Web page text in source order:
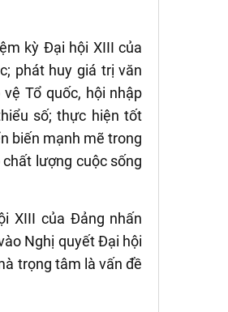
kỳ Đại hội XIII của
phát huy giá trị văn
Tổ quốc, hội nhập
số; thực hiện tốt
biến mạnh mẽ trong
lượng cuộc sống
XIII của Đảng nhấn
Nghị quyết Đại hội
trọng tâm là vấn đề